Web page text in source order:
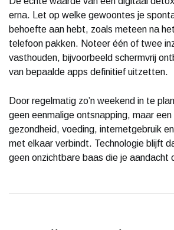
erna. Let op welke gewoontes je
behoefte aan hebt, zoals meteen na
telefoon pakken. Noteer één of twee
vasthouden, bijvoorbeeld schermvrij
van bepaalde apps definitief uitzetten.
Door regelmatig zo’n weekend in te
geen eenmalige ontsnapping, maar
gezondheid, voeding, internetgebruik
met elkaar verbindt. Technologie blijft
geen onzichtbare baas die je aandacht